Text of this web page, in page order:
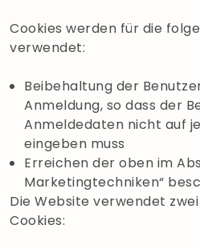
Cookies werden für die
verwendet:
Beibehaltung der
Anmeldung, so dass der
Anmeldedaten nicht auf
eingeben muss
Erreichen der oben im
Marketingtechniken“
Die Website verwendet
Cookies: